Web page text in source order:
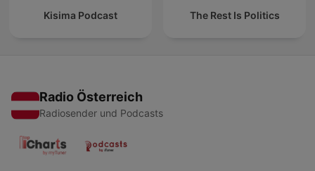
Kisima Podcast The Rest Is Politics
Radio Österreich
Radiosender und Podcasts